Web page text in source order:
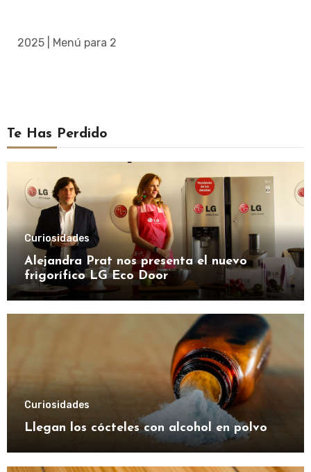
2025 | Menú para 2
Te Has Perdido
Curiosidades
Alejandra Prat nos presenta el nuevo
frigorífico LG Eco Door
Curiosidades
Llegan los cócteles con alcohol en polvo